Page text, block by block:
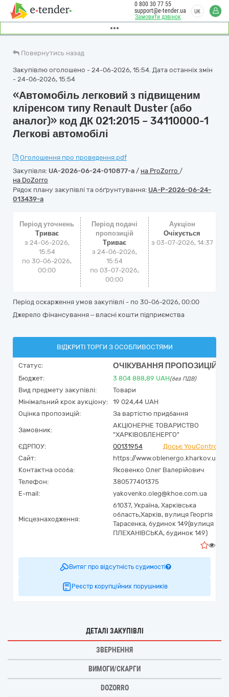
Замовити дзвінок
0 800 30 77 55
support@e-tender.ua
UK
Повернутись назад
Закупівлю оголошено - 24-06-2026, 15:54. Дата останніх змін
- 24-06-2026, 15:54
«Автомобіль легковий з підвищеним
кліренсом типу Renault Duster (або
аналог)» код ДК 021:2015 – 34110000-1
Легкові автомобілі
Оголошення про проведення.pdf
Закупівля: UA-2026-06-24-010877-a / на ProZorro /
на DoZorro
Рядок плану закупівлі та обґрунтування: UA-P-2026-06-24-
013439-a
Період уточнень
Триває
з 24-06-2026,
15:54
по 30-06-2026,
00:00
Період подачі
пропозицій
Триває
з 24-06-2026,
15:54
по 03-07-2026,
00:00
Аукціон
Очікується
з 03-07-2026, 14:37
Період оскарження умов закупівлі - по 30-06-2026, 00:00
Джерело фінансування – власні кошти підприємства
ВІДКРИТІ ТОРГИ З ОСОБЛИВОСТЯМИ
Статус: ОЧІКУВАННЯ ПРОПОЗИЦІЙ
Бюджет: 3 804 888,89 UAH(без ПДВ)
Вид предмету закупівлі:
Товари
Мінімальний крок аукціону:
19 024,44 UAH
Оцінка пропозицій:
За вартістю придбання
Замовник:
АКЦІОНЕРНЕ ТОВАРИСТВО
"ХАРКІВОБЛЕНЕРГО"
ЄДРПОУ:
00131954
Досьє YouControl
Сайт:
https://www.oblenergo.kharkov.ua
Контактна особа:
Яковенко Олег Валерійович
Телефон:
380577401375
E-mail:
yakovenko.oleg@khoe.com.ua
Місцезнаходження:
61037, Україна, Харківська
область,Харків, вулиця Георгія
Тарасенка, будинок 149(вулиця
ПЛЕХАНІВСЬКА, будинок 149)
0
Витяг про відсутність судимості
Реєстр корупційних порушників
ДЕТАЛІ ЗАКУПІВЛІ
ЗВЕРНЕННЯ
ВИМОГИ/СКАРГИ
DOZORRO